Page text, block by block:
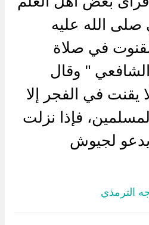
الله عليه
في صلاة
" وقال
يقنت في الفجر إلا
فإذا نزلت
يدعو لجيوش
الترمذي